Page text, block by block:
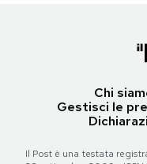
Chi
Gestisci le
Il Post è una testata